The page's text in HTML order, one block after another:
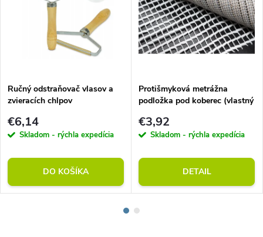
Ručný odstraňovač vlasov a
zvieracích chlpov
€6,14
Skladom - rýchla expedícia
DO KOŠÍKA
Protišmyková metrážna
podložka pod koberec (vlastný
€3,92
Skladom - rýchla expedícia
DETAIL